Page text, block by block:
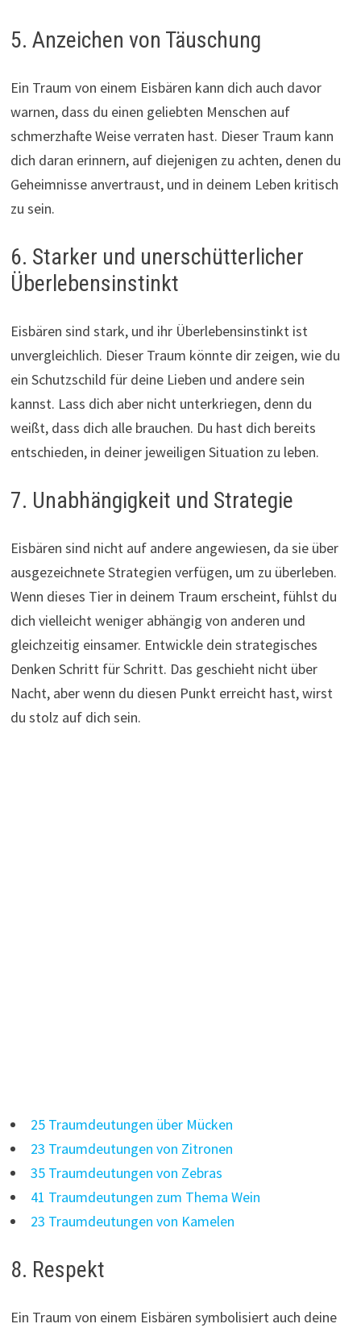
5. Anzeichen von Täuschung
Ein Traum von einem Eisbären kann dich auch davor
warnen, dass du einen geliebten Menschen auf
schmerzhafte Weise verraten hast. Dieser Traum kann
dich daran erinnern, auf diejenigen zu achten, denen du
Geheimnisse anvertraust, und in deinem Leben kritisch
zu sein.
6. Starker und unerschütterlicher
Überlebensinstinkt
Eisbären sind stark, und ihr Überlebensinstinkt ist
unvergleichlich. Dieser Traum könnte dir zeigen, wie du
ein Schutzschild für deine Lieben und andere sein
kannst. Lass dich aber nicht unterkriegen, denn du
weißt, dass dich alle brauchen. Du hast dich bereits
entschieden, in deiner jeweiligen Situation zu leben.
7. Unabhängigkeit und Strategie
Eisbären sind nicht auf andere angewiesen, da sie über
ausgezeichnete Strategien verfügen, um zu überleben.
Wenn dieses Tier in deinem Traum erscheint, fühlst du
dich vielleicht weniger abhängig von anderen und
gleichzeitig einsamer. Entwickle dein strategisches
Denken Schritt für Schritt. Das geschieht nicht über
Nacht, aber wenn du diesen Punkt erreicht hast, wirst
du stolz auf dich sein.
25 Traumdeutungen über Mücken
23 Traumdeutungen von Zitronen
35 Traumdeutungen von Zebras
41 Traumdeutungen zum Thema Wein
23 Traumdeutungen von Kamelen
8. Respekt
Ein Traum von einem Eisbären symbolisiert auch deine